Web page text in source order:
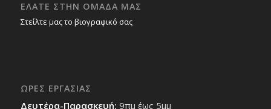
ΕΛΑΤΕ ΣΤΗΝ ΟΜΑΔΑ ΜΑΣ
Στείλτε μας το βιογραφικό σας
ΩΡΕΣ ΕΡΓΑΣΙΑΣ
Δευτέρα-Παρασκευή: 9πμ έως 5μμ